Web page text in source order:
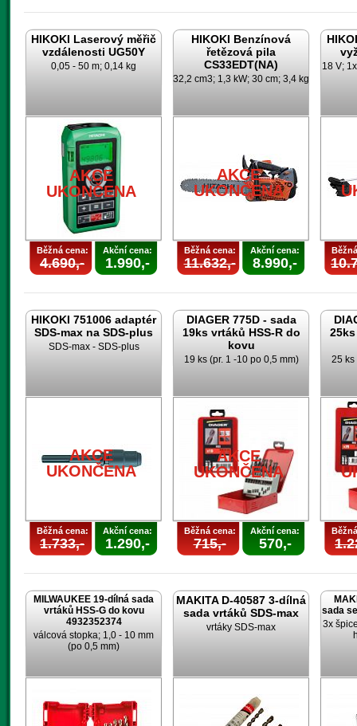
HIKOKI Laserový měřič
vzdálenosti UG50Y
0,05 - 50 m; 0,14 kg
AKCE
UKONČENA
Běžná cena:
4.690,-
Akční cena:
1.990,-
HIKOKI Benzínová
řetězová pila
CS33EDT(NA)
32,2 cm3; 1,3 kW; 30 cm; 3,4 kg
AKCE
UKONČENA
Běžná cena:
11.632,-
Akční cena:
8.990,-
18 V;
HIKOKI 751006 adaptér
SDS-max na SDS-plus
SDS-max - SDS-plus
AKCE
UKONČENA
Běžná cena:
1.733,-
Akční cena:
1.290,-
DIAGER 775D - sada
19ks vrtáků HSS-R do
kovu
19 ks (pr. 1 -10 po 0,5 mm)
AKCE
UKONČENA
Běžná cena:
715,-
Akční cena:
570,-
25 ks
MILWAUKEE 19-dílná sada
vrtáků HSS-G do kovu
4932352374
válcová stopka; 1,0 - 10 mm
(po 0,5 mm)
MAKITA D-40587 3-dílná
sada vrtáků SDS-max
vrtáky SDS-max
sada
3x